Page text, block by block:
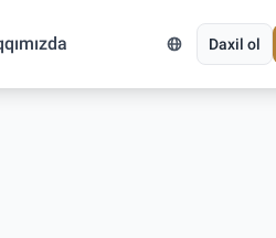
Daxil ol